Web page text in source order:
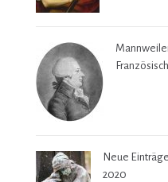
Neue
2020